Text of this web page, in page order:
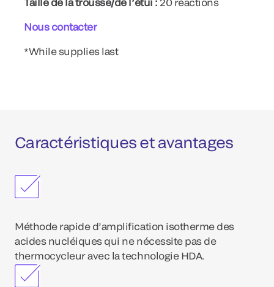
Nous contacter
*While supplies last
Caractéristiques et avantages
Méthode rapide d’amplification isotherme des
acides nucléiques qui ne nécessite pas de
thermocycleur avec la technologie HDA.